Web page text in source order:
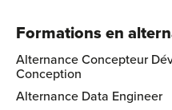
Formations en
Alternance Concepteur
Conception
Alternance Data Engineer